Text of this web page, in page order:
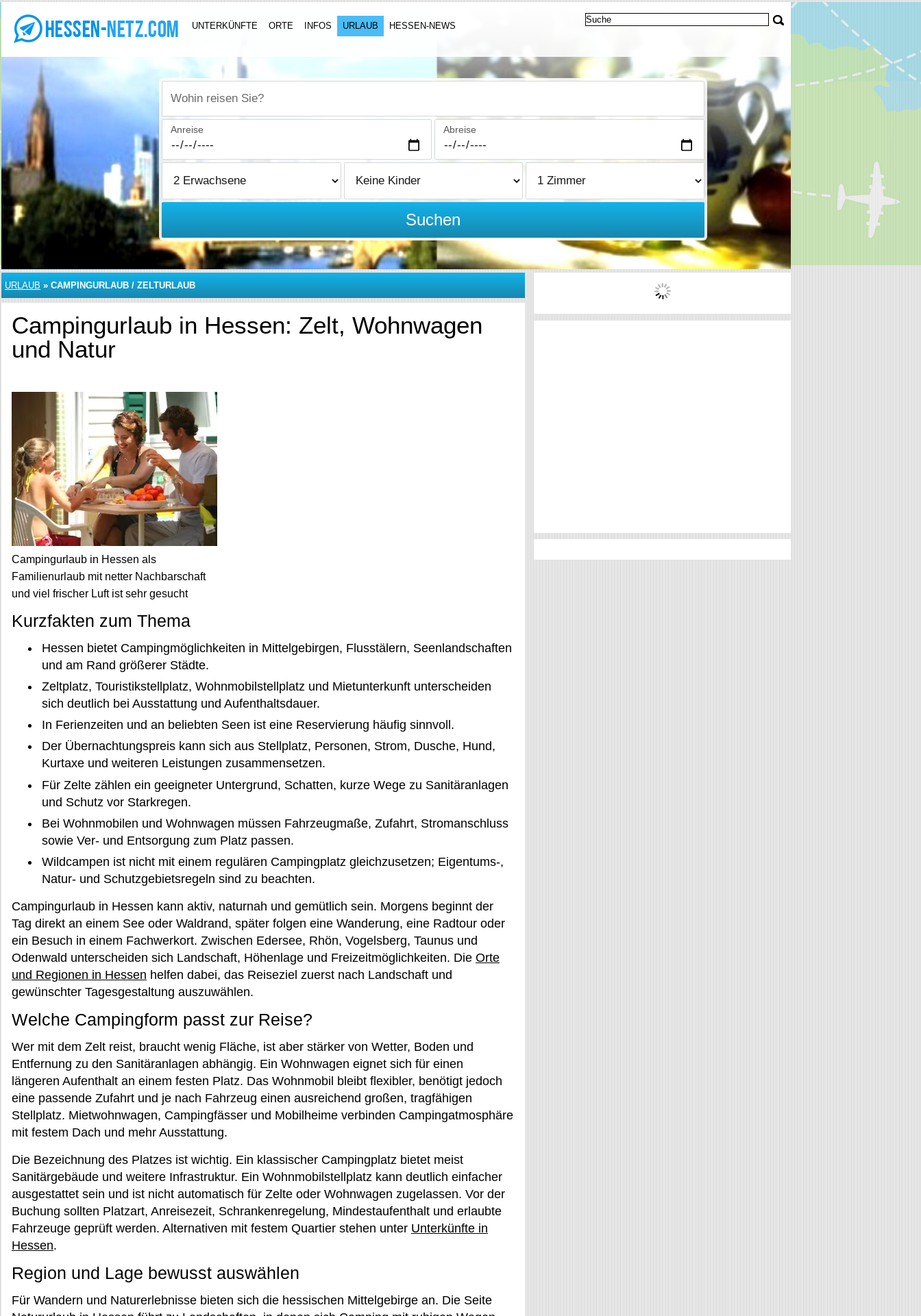
UNTERKÜNFTE ORTE INFOS URLAUB HESSEN-NEWS
Wohin reisen Sie?
Anreise Abreise
Suchen
URLAUB » CAMPINGURLAUB / ZELTURLAUB
Campingurlaub in Hessen: Zelt, Wohnwagen
und Natur
Campingurlaub in Hessen als
Familienurlaub mit netter Nachbarschaft
und viel frischer Luft ist sehr gesucht
Kurzfakten zum Thema
Hessen bietet Campingmöglichkeiten in Mittelgebirgen, Flusstälern, Seenlandschaften
und am Rand größerer Städte.
Zeltplatz, Touristikstellplatz, Wohnmobilstellplatz und Mietunterkunft unterscheiden
sich deutlich bei Ausstattung und Aufenthaltsdauer.
In Ferienzeiten und an beliebten Seen ist eine Reservierung häufig sinnvoll.
Der Übernachtungspreis kann sich aus Stellplatz, Personen, Strom, Dusche, Hund,
Kurtaxe und weiteren Leistungen zusammensetzen.
Für Zelte zählen ein geeigneter Untergrund, Schatten, kurze Wege zu Sanitäranlagen
und Schutz vor Starkregen.
Bei Wohnmobilen und Wohnwagen müssen Fahrzeugmaße, Zufahrt, Stromanschluss
sowie Ver- und Entsorgung zum Platz passen.
Wildcampen ist nicht mit einem regulären Campingplatz gleichzusetzen; Eigentums-,
Natur- und Schutzgebietsregeln sind zu beachten.
Campingurlaub in Hessen kann aktiv, naturnah und gemütlich sein. Morgens beginnt der
Tag direkt an einem See oder Waldrand, später folgen eine Wanderung, eine Radtour oder
ein Besuch in einem Fachwerkort. Zwischen Edersee, Rhön, Vogelsberg, Taunus und
Odenwald unterscheiden sich Landschaft, Höhenlage und Freizeitmöglichkeiten. Die Orte
und Regionen in Hessen helfen dabei, das Reiseziel zuerst nach Landschaft und
gewünschter Tagesgestaltung auszuwählen.
Welche Campingform passt zur Reise?
Wer mit dem Zelt reist, braucht wenig Fläche, ist aber stärker von Wetter, Boden und
Entfernung zu den Sanitäranlagen abhängig. Ein Wohnwagen eignet sich für einen
längeren Aufenthalt an einem festen Platz. Das Wohnmobil bleibt flexibler, benötigt jedoch
eine passende Zufahrt und je nach Fahrzeug einen ausreichend großen, tragfähigen
Stellplatz. Mietwohnwagen, Campingfässer und Mobilheime verbinden Campingatmosphäre
mit festem Dach und mehr Ausstattung.
Die Bezeichnung des Platzes ist wichtig. Ein klassischer Campingplatz bietet meist
Sanitärgebäude und weitere Infrastruktur. Ein Wohnmobilstellplatz kann deutlich einfacher
ausgestattet sein und ist nicht automatisch für Zelte oder Wohnwagen zugelassen. Vor der
Buchung sollten Platzart, Anreisezeit, Schrankenregelung, Mindestaufenthalt und erlaubte
Fahrzeuge geprüft werden. Alternativen mit festem Quartier stehen unter Unterkünfte in
Hessen.
Region und Lage bewusst auswählen
Für Wandern und Naturerlebnisse bieten sich die hessischen Mittelgebirge an. Die Seite